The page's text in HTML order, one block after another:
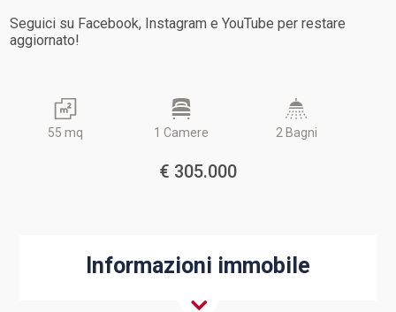
Seguici su Facebook, Instagram e YouTube per restare
aggiornato!
55 mq 1 Camere 2 Bagni
€ 305.000
Informazioni immobile